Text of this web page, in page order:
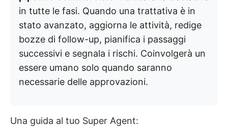
in tutte le fasi. Quando una trattativa è in
stato avanzato, aggiorna le attività, redige
bozze di follow-up, pianifica i passaggi
successivi e segnala i rischi. Coinvolgerà un
essere umano solo quando saranno
necessarie delle approvazioni.
Una guida al tuo Super Agent: